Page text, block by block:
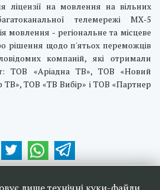
ліцензії на мовлення на вільних
телемережі МХ-5
мовлення - регіональне та місцеве
рішення щодо п'ятьох переможців
компаній, які отримали
ТОВ «Аріадна ТВ», ТОВ «Новий
ТОВ «ТВ Вибір» і ТОВ «Партнер